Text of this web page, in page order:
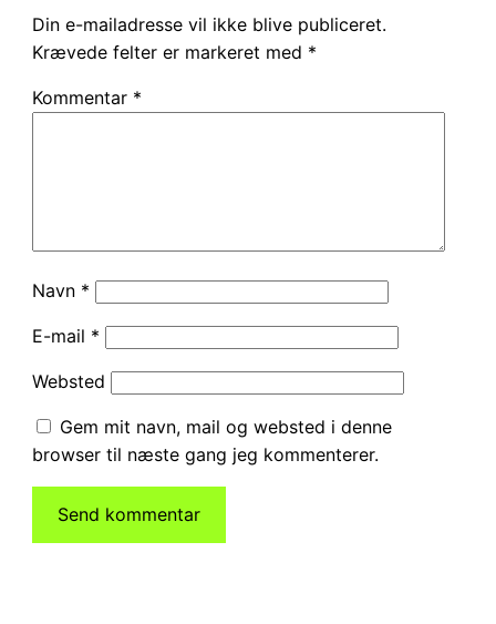
Din e-mailadresse vil ikke blive publiceret.
Krævede felter er markeret med *
Kommentar *
Navn *
E-mail *
Websted
Gem mit navn, mail og websted i denne
browser til næste gang jeg kommenterer.